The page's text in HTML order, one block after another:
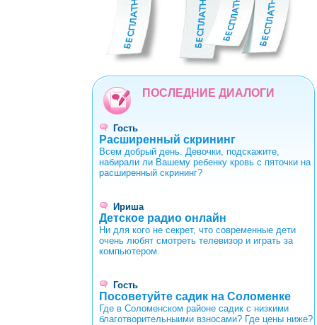
0123456789
ПОСЛЕДНИЕ ДИАЛОГИ
Гость
Расширенный скрининг
Всем добрый день. Девочки, подскажите,
набирали ли Вашему ребенку кровь с пяточки на
расширенный скрининг?
Ириша
Детское радио онлайн
Ни для кого не секрет, что современные дети
очень любят смотреть телевизор и играть за
компьютером.
Гость
Посоветуйте садик на Соломенке
Где в Соломенском районе садик с низкими
благотворительныими взносами? Где цены ниже?